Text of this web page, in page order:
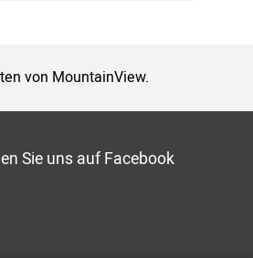
von MountainView.
Sie uns auf Facebook